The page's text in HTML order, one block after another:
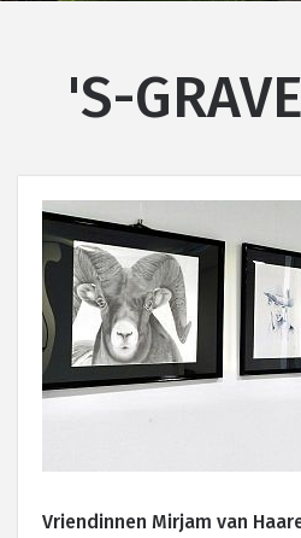
'S-
Vriendinnen Mirjam van